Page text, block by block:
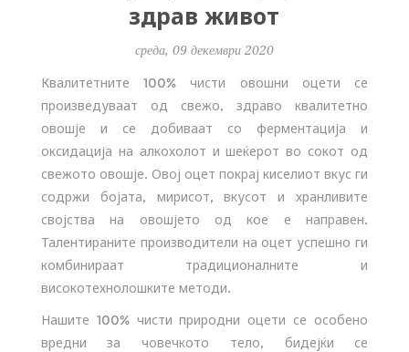
здрав живот
среда, 09 декември 2020
Квалитетните 100% чисти овошни оцети се
произведуваат од свежо, здраво квалитетно
овошје и се добиваат со ферментација и
оксидација на алкохолот и шеќерот во сокот од
свежото овошје. Овој оцет покрај киселиот вкус ги
содржи бојата, мирисот, вкусот и хранливите
својства на овошјето од кое е направен.
Талентираните производители на оцет успешно ги
комбинираат традиционалните и
високотехнолошките методи.
Нашите 100% чисти природни оцети се особено
вредни за човечкото тело, бидејќи се